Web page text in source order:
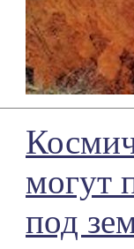
могут
под